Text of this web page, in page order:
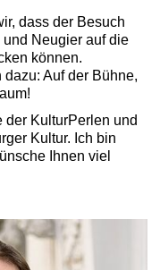
dass der Besuch
Neugier auf die
können.
Auf der Bühne,
der KulturPerlen und
Kultur. Ich bin
Ihnen viel